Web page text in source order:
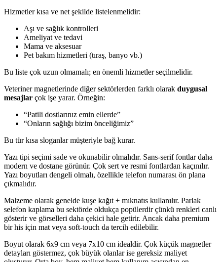
Hizmetler kısa ve net şekilde listelenmelidir:
Aşı ve sağlık kontrolleri
Ameliyat ve tedavi
Mama ve aksesuar
Pet bakım hizmetleri (tıraş, banyo vb.)
Bu liste çok uzun olmamalı; en önemli hizmetler seçilmelidir.
Veteriner magnetlerinde diğer sektörlerden farklı olarak duygusal
mesajlar çok işe yarar. Örneğin:
“Patili dostlarınız emin ellerde”
“Onların sağlığı bizim önceliğimiz”
Bu tür kısa sloganlar müşteriyle bağ kurar.
Yazı tipi seçimi sade ve okunabilir olmalıdır. Sans-serif fontlar daha
modern ve dostane görünür. Çok sert ve resmi fontlardan kaçınılır.
Yazı boyutları dengeli olmalı, özellikle telefon numarası ön plana
çıkmalıdır.
Malzeme olarak genelde kuşe kağıt + mıknatıs kullanılır. Parlak
selefon kaplama bu sektörde oldukça popülerdir çünkü renkleri canlı
gösterir ve görselleri daha çekici hale getirir. Ancak daha premium
bir his için mat veya soft-touch da tercih edilebilir.
Boyut olarak 6x9 cm veya 7x10 cm idealdir. Çok küçük magnetler
detayları göstermez, çok büyük olanlar ise gereksiz maliyet